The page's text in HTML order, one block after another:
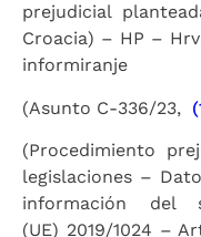
prejudicial
Croacia) – HP –
informiranje
(Asunto C-336/23,
(Procedimiento
legislaciones –
información del
(UE) 2019/1024 –